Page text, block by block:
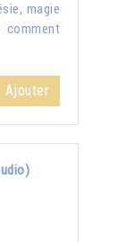
magie
Ajouter